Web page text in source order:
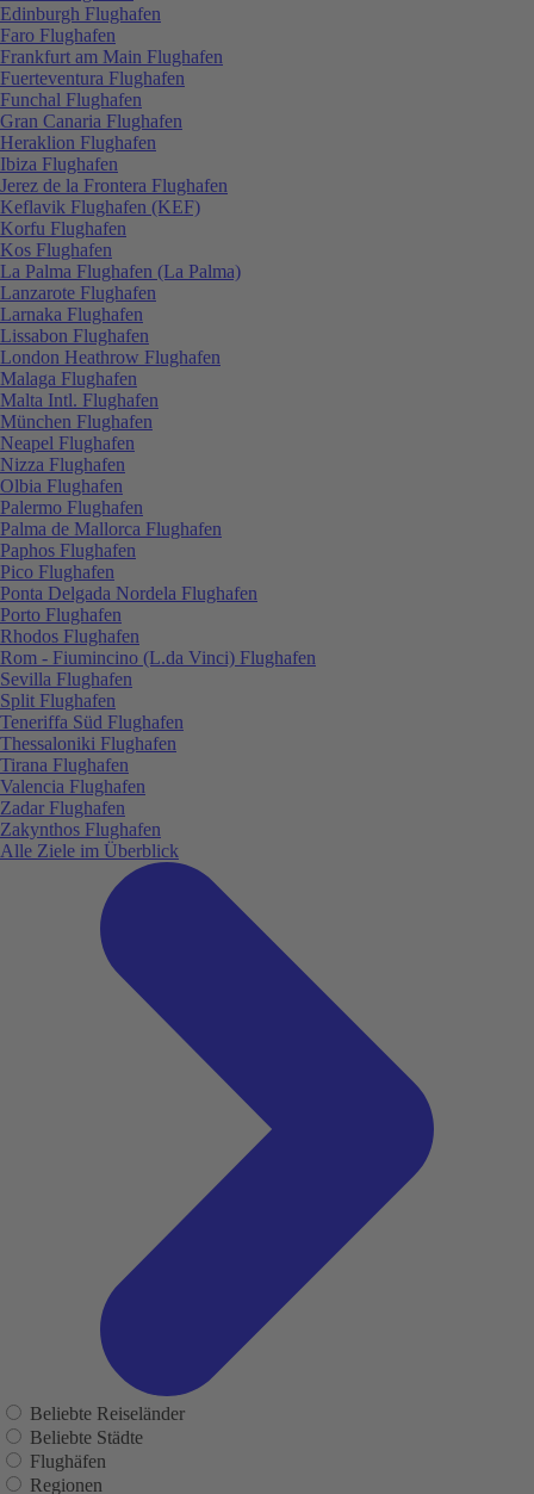
Edinburgh Flughafen
Faro Flughafen
Frankfurt am Main Flughafen
Fuerteventura Flughafen
Funchal Flughafen
Gran Canaria Flughafen
Heraklion Flughafen
Ibiza Flughafen
Jerez de la Frontera Flughafen
Keflavik Flughafen (KEF)
Korfu Flughafen
Kos Flughafen
La Palma Flughafen (La Palma)
Lanzarote Flughafen
Larnaka Flughafen
Lissabon Flughafen
London Heathrow Flughafen
Malaga Flughafen
Malta Intl. Flughafen
München Flughafen
Neapel Flughafen
Nizza Flughafen
Olbia Flughafen
Palermo Flughafen
Palma de Mallorca Flughafen
Paphos Flughafen
Pico Flughafen
Ponta Delgada Nordela Flughafen
Porto Flughafen
Rhodos Flughafen
Rom - Fiumincino (L.da Vinci) Flughafen
Sevilla Flughafen
Split Flughafen
Teneriffa Süd Flughafen
Thessaloniki Flughafen
Tirana Flughafen
Valencia Flughafen
Zadar Flughafen
Zakynthos Flughafen
Alle Ziele im Überblick
Beliebte Reiseländer
Beliebte Städte
Flughäfen
Regionen